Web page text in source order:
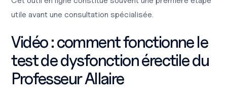
utile avant une consultation spécialisée.
Vidéo : comment fonctionne le
test de dysfonction érectile du
Professeur Allaire